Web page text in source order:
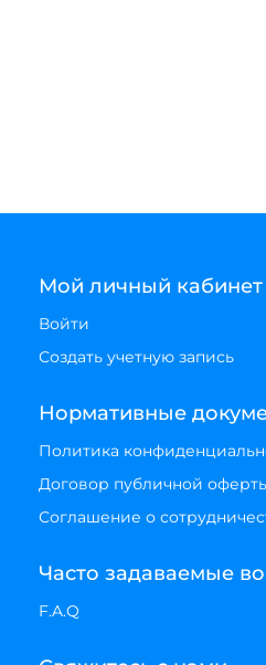
Мой личный кабинет
Войти
Создать учетную запись
Нормативные
Политика
Договор публичной
Соглашение о
Часто задаваемые
F.A.Q